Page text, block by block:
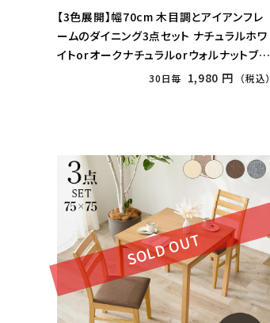
【3色展開】幅70cm 木目調とアイアンフレ
ームのダイニング3点セット ナチュラルホワ
イトorオークナチュラルorウォルナットブラ
30日毎 1,980 円 （税込）
SOLD OUT